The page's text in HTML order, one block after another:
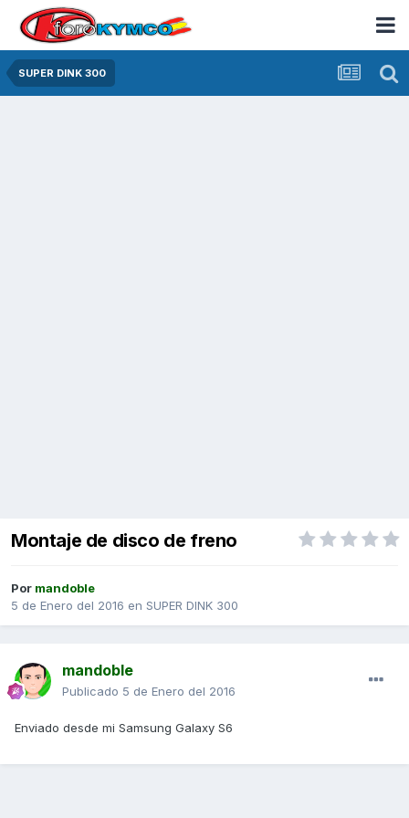
SUPER DINK 300
Montaje de disco de freno
Por mandoble
5 de Enero del 2016 en SUPER DINK 300
mandoble
Publicado 5 de Enero del 2016
Enviado desde mi Samsung Galaxy S6